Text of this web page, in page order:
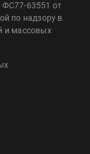
63551 от
по надзору в
и массовых